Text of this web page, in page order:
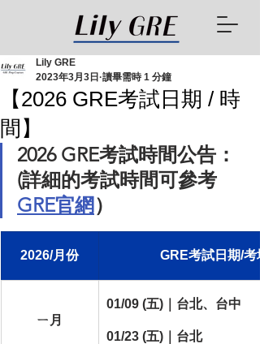
【2026 GRE考試日期 / 時
間】
Lily GRE
2023年3月3日 讀畢需時 1 分鐘
2026 GRE考試時間公告：
(詳細的考試時間可參考
GRE官網 ）
2026/月份 GRE考試日期/考
ㄧ月
01/09 (五)｜台北、台中
01/23 (五)｜台北